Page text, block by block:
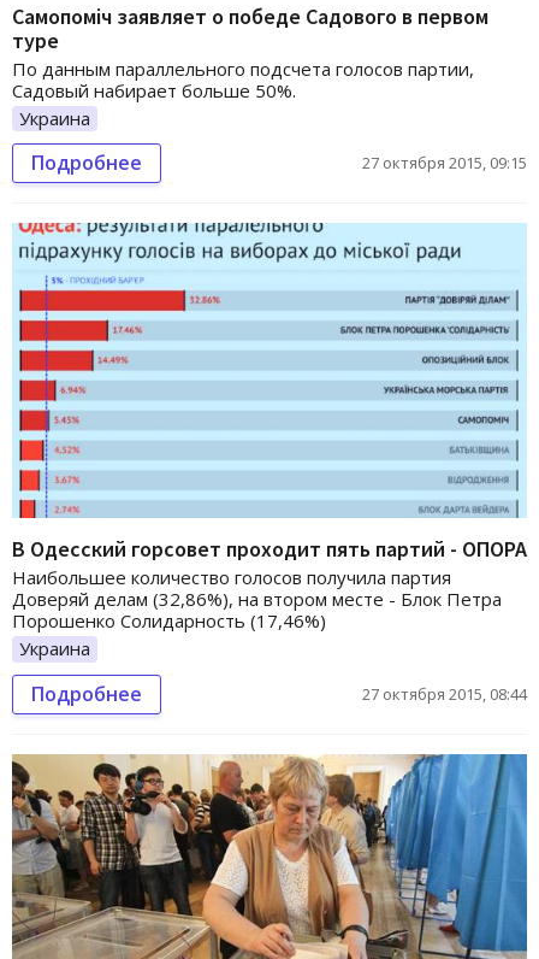
Самопоміч заявляет о победе Садового в первом
туре
По данным параллельного подсчета голосов партии,
Садовый набирает больше 50%.
Украина
Подробнее 27 октября 2015, 09:15
В Одесский горсовет проходит пять партий - ОПОРА
Наибольшее количество голосов получила партия
Доверяй делам (32,86%), на втором месте - Блок Петра
Порошенко Солидарность (17,46%)
Украина
Подробнее 27 октября 2015, 08:44